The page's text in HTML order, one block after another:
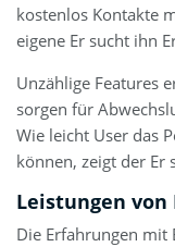
kostenlos Kontakte
eigene Er sucht ihn
Unzählige Features
sorgen für
Wie leicht User das
können, zeigt der Er
Leistungen
Die Erfahrungen mit